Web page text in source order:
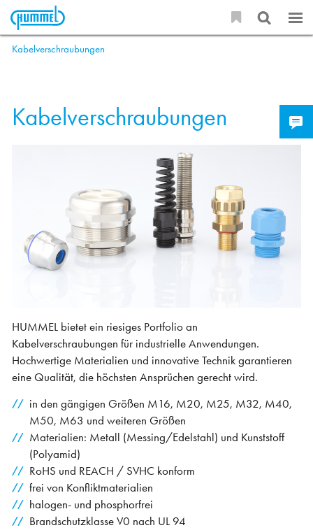
Kabelverschraubungen
Kabelverschraubungen
HUMMEL bietet ein riesiges Portfolio an
Kabelverschraubungen für industrielle Anwendungen.
Hochwertige Materialien und innovative Technik garantieren
eine Qualität, die höchsten Ansprüchen gerecht wird.
in den gängigen Größen M16, M20, M25, M32, M40,
M50, M63 und weiteren Größen
Materialien: Metall (Messing/Edelstahl) und Kunststoff
(Polyamid)
RoHS und REACH / SVHC konform
frei von Konfliktmaterialien
halogen- und phosphorfrei
Brandschutzklasse V0 nach UL 94